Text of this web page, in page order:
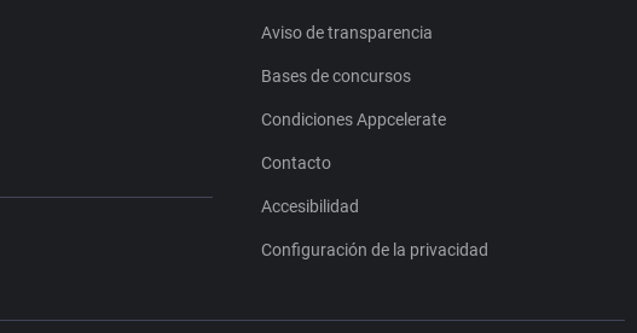
Aviso de transparencia
Bases de concursos
Condiciones Appcelerate
Contacto
Accesibilidad
Configuración de la privacidad